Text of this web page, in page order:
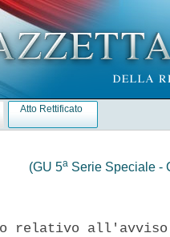
Atto Rettificato
(GU 5a Serie Speciale -
relativo